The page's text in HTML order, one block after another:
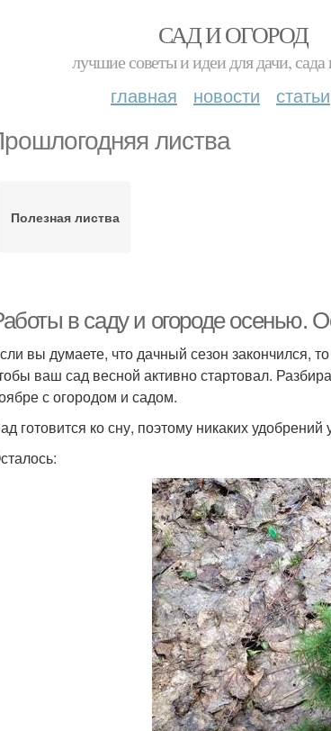
САД И ОГОРОД
лучшие советы и идеи для дачи, сада
главная новости статьи
листва
Полезная листва
в саду и огороде осенью.
вы думаете, что дачный сезон закончился,
ваш сад весной активно стартовал.
с огородом и садом.
готовится ко сну, поэтому никаких